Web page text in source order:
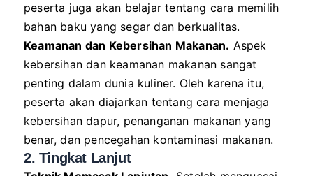
peserta juga akan belajar tentang cara memilih
bahan baku yang segar dan berkualitas.
Keamanan dan Kebersihan Makanan. Aspek
kebersihan dan keamanan makanan sangat
penting dalam dunia kuliner. Oleh karena itu,
peserta akan diajarkan tentang cara menjaga
kebersihan dapur, penanganan makanan yang
benar, dan pencegahan kontaminasi makanan.
2. Tingkat Lanjut